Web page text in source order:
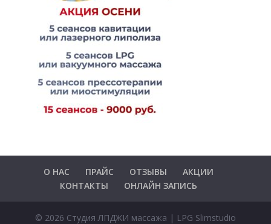
О НАС ПРАЙС ОТЗЫВЫ
АКЦИИ
КОНТАКТЫ
ОНЛАЙН ЗАПИСЬ
© 2026 Студия ЛПДЖИ массажа | LPG Slimstudio